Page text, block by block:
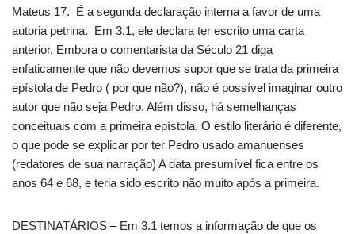
Mateus 17. É a segunda declaração interna a favor de uma
autoria petrina. Em 3.1, ele declara ter escrito uma carta
anterior. Embora o comentarista da Século 21 diga
enfaticamente que não devemos supor que se trata da primeira
epístola de Pedro ( por que não?), não é possível imaginar outro
autor que não seja Pedro. Além disso, há semelhanças
conceituais com a primeira epístola. O estilo literário é diferente,
o que pode se explicar por ter Pedro usado amanuenses
(redatores de sua narração) A data presumível fica entre os
anos 64 e 68, e teria sido escrito não muito após a primeira.
DESTINATÁRIOS – Em 3.1 temos a informação de que os